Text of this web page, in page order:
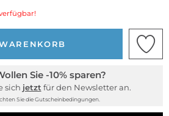
Sie -10% sparen?
sich jetzt für den Newsletter an.
Sie die Gutscheinbedingungen.